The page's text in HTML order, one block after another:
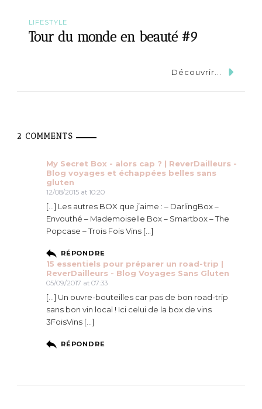
LIFESTYLE
Tour du monde en beauté #9
Découvrir...
2 COMMENTS
My Secret Box - alors cap ? | ReverDailleurs -
Blog voyages et échappées belles sans
gluten
12/08/2015 at 10:20
[…] Les autres BOX que j’aime : – DarlingBox –
Envouthé – Mademoiselle Box – Smartbox – The
Popcase – Trois Fois Vins […]
RÉPONDRE
15 essentiels pour préparer un road-trip |
ReverDailleurs - Blog Voyages Sans Gluten
05/09/2017 at 07:33
[…] Un ouvre-bouteilles car pas de bon road-trip
sans bon vin local ! Ici celui de la box de vins
3FoisVins […]
RÉPONDRE